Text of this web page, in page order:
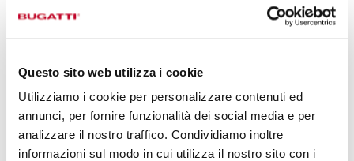
Questo sito web utilizza i cookie
Utilizziamo i cookie per personalizzare contenuti ed
annunci, per fornire funzionalità dei social media e per
analizzare il nostro traffico. Condividiamo inoltre
informazioni sul modo in cui utilizza il nostro sito con i